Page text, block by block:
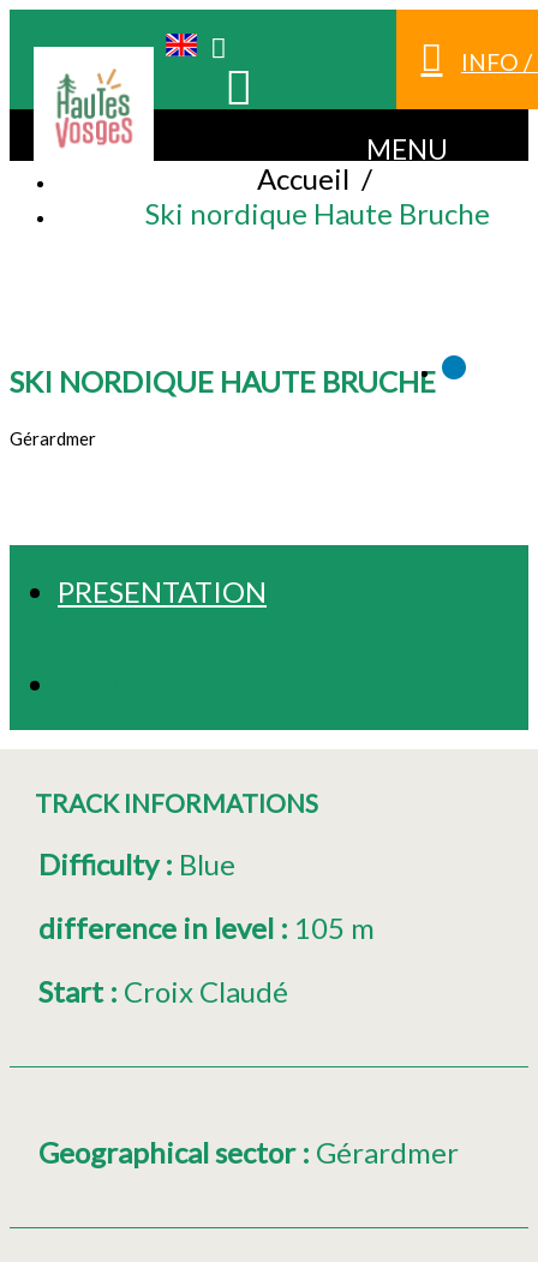
INFO
MENU
Accueil /
Ski nordique Haute Bruche
SKI NORDIQUE HAUTE BRUCHE
Gérardmer
PRESENTATION
TRACK INFORMATIONS
Difficulty: Blue
difference in level : 105 m
Start : Croix Claudé
Geographical sector : Gérardmer